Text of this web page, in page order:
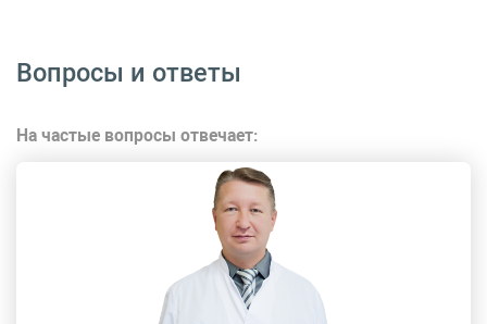
Вопросы и ответы
На частые вопросы отвечает: